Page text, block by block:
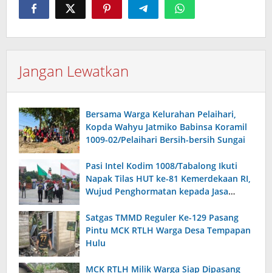
Jangan Lewatkan
Bersama Warga Kelurahan Pelaihari,
Kopda Wahyu Jatmiko Babinsa Koramil
1009-02/Pelaihari Bersih-bersih Sungai
Pasi Intel Kodim 1008/Tabalong Ikuti
Napak Tilas HUT ke-81 Kemerdekaan RI,
Wujud Penghormatan kepada Jasa
Satgas TMMD Reguler Ke-129 Pasang
Pintu MCK RTLH Warga Desa Tempapan
Hulu
MCK RTLH Milik Warga Siap Dipasang